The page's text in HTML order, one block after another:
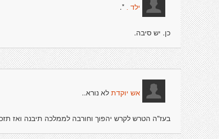
ילד . *.
כן. יש סיבה.
אש יוקדת לא נורא..
בעז"ה הטרש לקרש יהפוך וחורבה לממלכה תיבנה ואז